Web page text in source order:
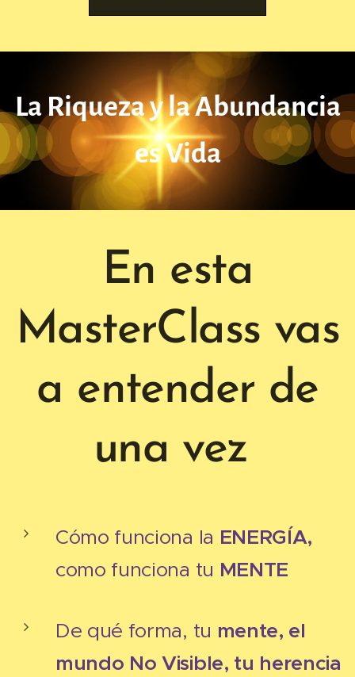
La Riqueza y la Abundancia
es Vida
En esta
MasterClass vas
a entender de
una vez
Cómo funciona la ENERGÍA,
como funciona tu MENTE
De qué forma, tu mente, el
mundo No Visible, tu herencia